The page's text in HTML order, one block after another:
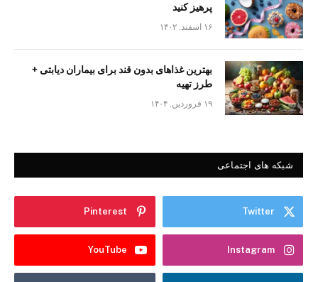
پرهیز کنید
۱۶ اسفند, ۱۴۰۲
بهترین غذاهای بدون قند برای بیماران دیابتی +
طرز تهیه
۱۹ فروردین, ۱۴۰۴
شبکه های اجتماعی
Twitter
Pinterest
Instagram
YouTube